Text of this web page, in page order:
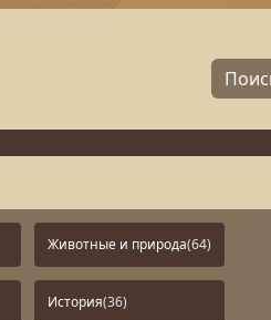
Животные и природа(64)
История(36)